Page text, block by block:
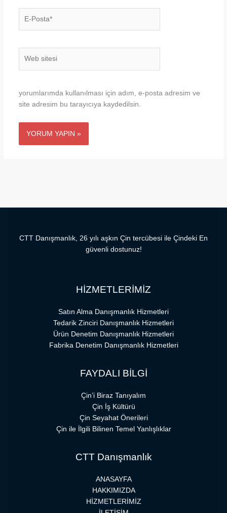
Posta*
yorumlarımda kullanılması için adım, e-posta adresim ve
site adresim bu tarayıcıya kaydedilsin.
CTT Danışmanlık, 26 yılı aşkın Çin tercübesi ile Çindeki En
güvenli dostunuz!
HİZMETLERİMİZ
Satın Alma Danışmanlık Hizmetleri
Tedarik Zinciri Danışmanlık Hizmetleri
Ürün Denetim Danışmanlık Hizmetleri
Fabrika Denetim Danışmanlık Hizmetleri
FAYDALI BİLGİ
Çin’i Biraz Tanıyalım
Çin İş Kültürü
Çin Seyahat Önerileri
Çin ile İlgili Bilinen Temel Yanlışlıklar
CTT Danışmanlık
ANASAYFA
HAKKIMIZDA
HİZMETLERİMİZ